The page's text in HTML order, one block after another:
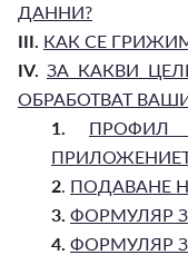
ДАННИ?
III. КАК СЕ
IV. ЗА КАКВИ
ОБРАБОТВАТ
1.
ПРОФИЛ
2. ПОДАВАНЕ
3. ФОРМУЛЯР
4. ФОРМУЛЯР